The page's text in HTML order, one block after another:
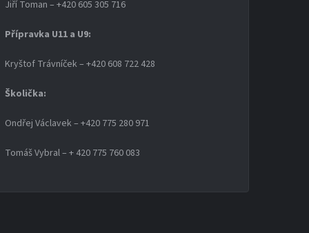
Jiří Toman – +420 605 305 716
Přípravka U11 a U9:
Kryštof Trávníček – +420 608 722 428
Školička:
Ondřej Václavek – +420 775 280 971
Tomáš Vybral – + 420 775 760 083